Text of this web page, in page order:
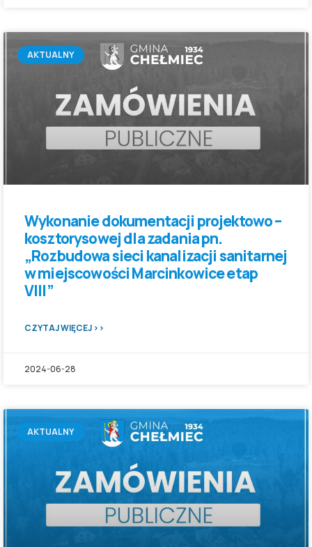
AKTUALNY
Wykonanie dokumentacji projektowo –
kosztorysowej dla zadania pn.
„Rozbudowa sieci kanalizacji sanitarnej
w miejscowości Marcinkowice etap
VIII”
CZYTAJ WIĘCEJ >>
2024-06-28
AKTUALNY